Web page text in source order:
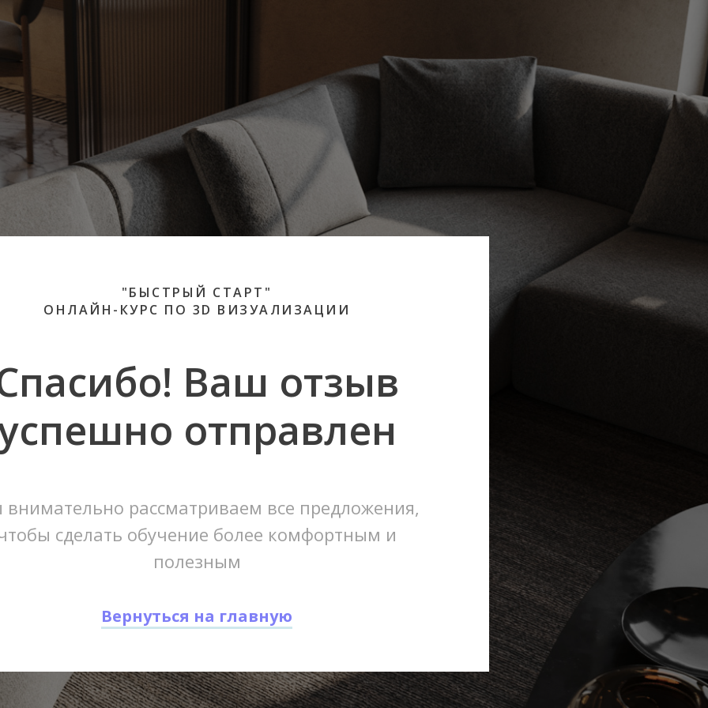
"БЫСТРЫЙ СТАРТ"
ОНЛАЙН-КУРС ПО 3D ВИЗУАЛИЗАЦИИ
Ваш отзыв
отправлен
рассматриваем все предложения,
сделать обучение более комфортным и
полезным
Вернуться на главную